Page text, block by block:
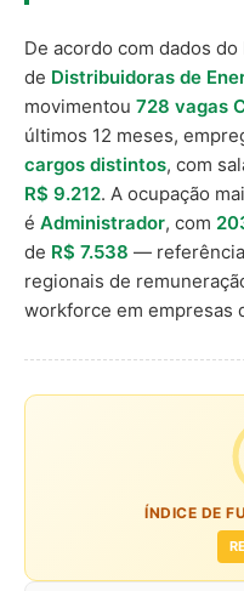
De acordo com dados
de Distribuidoras de
movimentou 728 vagas
últimos 12 meses,
cargos distintos, com
R$ 9.212. A ocupação
é Administrador, com
de R$ 7.538 —
regionais de
workforce em empresas
ÍNDICE DE